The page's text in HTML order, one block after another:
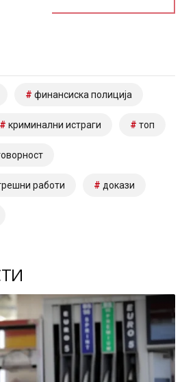
финансиска полиција
криминални истраги топ
работи докази